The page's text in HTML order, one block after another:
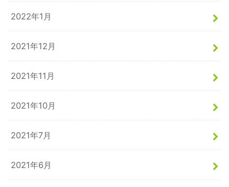
2022年1月
2021年12月
2021年11月
2021年10月
2021年7月
2021年6月